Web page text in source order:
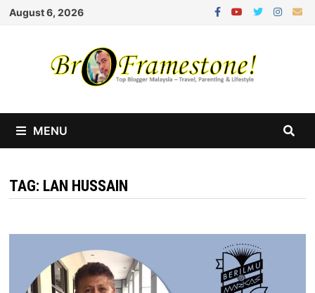
Skip
August 6, 2026
MENU
TAG: LAN HUSSAIN